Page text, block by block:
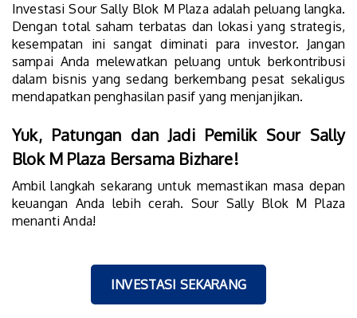
Investasi Sour Sally Blok M Plaza adalah peluang langka.
Dengan total saham terbatas dan lokasi yang strategis,
kesempatan ini sangat diminati para investor. Jangan
sampai Anda melewatkan peluang untuk berkontribusi
dalam bisnis yang sedang berkembang pesat sekaligus
mendapatkan penghasilan pasif yang menjanjikan.
Yuk, Patungan dan Jadi Pemilik Sour Sally
Blok M Plaza Bersama Bizhare!
Ambil langkah sekarang untuk memastikan masa depan
keuangan Anda lebih cerah. Sour Sally Blok M Plaza
menanti Anda!
INVESTASI SEKARANG